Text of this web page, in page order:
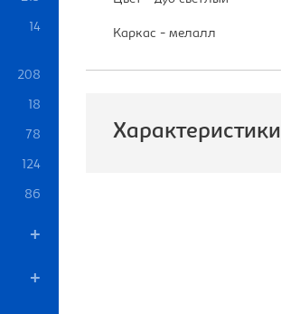
14
208
18
78
124
86
Каркас - мелалл
Характеристики